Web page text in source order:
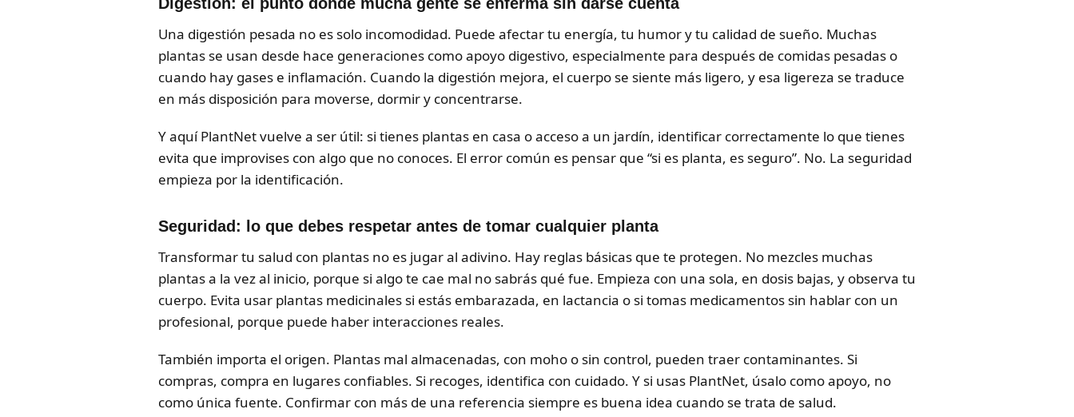
Una digestión pesada no es solo incomodidad. Puede afectar tu energía, tu humor y tu calidad de sueño. Muchas
plantas se usan desde hace generaciones como apoyo digestivo, especialmente para después de comidas pesadas o
cuando hay gases e inflamación. Cuando la digestión mejora, el cuerpo se siente más ligero, y esa ligereza se traduce
en más disposición para moverse, dormir y concentrarse.
Y aquí PlantNet vuelve a ser útil: si tienes plantas en casa o acceso a un jardín, identificar correctamente lo que tienes
evita que improvises con algo que no conoces. El error común es pensar que “si es planta, es seguro”. No. La seguridad
empieza por la identificación.
Seguridad: lo que debes respetar antes de tomar cualquier planta
Transformar tu salud con plantas no es jugar al adivino. Hay reglas básicas que te protegen. No mezcles muchas
plantas a la vez al inicio, porque si algo te cae mal no sabrás qué fue. Empieza con una sola, en dosis bajas, y observa tu
cuerpo. Evita usar plantas medicinales si estás embarazada, en lactancia o si tomas medicamentos sin hablar con un
profesional, porque puede haber interacciones reales.
También importa el origen. Plantas mal almacenadas, con moho o sin control, pueden traer contaminantes. Si
compras, compra en lugares confiables. Si recoges, identifica con cuidado. Y si usas PlantNet, úsalo como apoyo, no
como única fuente. Confirmar con más de una referencia siempre es buena idea cuando se trata de salud.